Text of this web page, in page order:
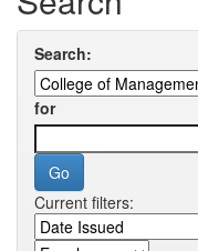
Search:
for
Current filters: